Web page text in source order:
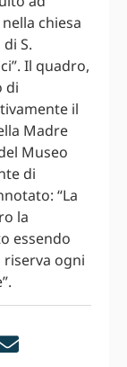
chiesa
S.
Il quadro,
di
il
Madre
Museo
di
“La
la
essendo
riserva ogni